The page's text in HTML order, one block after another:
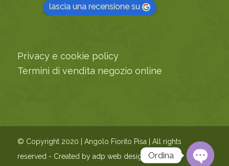
lascia una recensione su
Privacy e cookie policy
Termini di vendita negozio online
© Copyright 2020 | Angolo Fiorito Pisa | All rights
reserved - Created byadp web design Ordina